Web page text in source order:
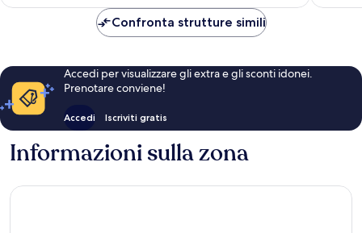
154 €
Confronta strutture simili
Accedi per visualizzare gli extra e gli sconti idonei.
Prenotare conviene!
Accedi Iscriviti gratis
Informazioni sulla zona